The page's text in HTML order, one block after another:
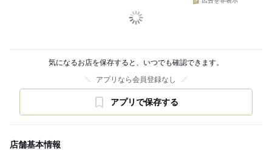
気になるお店を保存すると、いつでも確認できます。
アプリなら会員登録なし
アプリで保存する
店舗基本情報